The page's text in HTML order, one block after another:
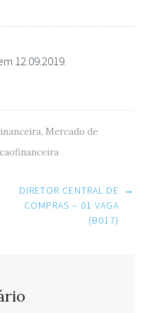
12.09.2019.
, Mercado de
DIRETOR CENTRAL DE
COMPRAS – 01 VAGA
(B017)
→